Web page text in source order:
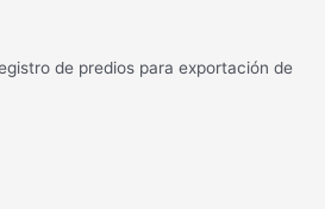
de predios para exportación de